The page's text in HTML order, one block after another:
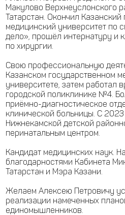
Макулово Верхнеуслонского
Татарстан. Окончил
медицинский университет по
дело», прошёл интернатуру и
по хирургии.
Свою профессиональную
Казанском государственном
университете, затем работал
городской поликлинике №4.
приёмно-диагностическое
клинической больницы. С
Нижнекамской детской
перинатальным центром.
Кандидат медицинских наук.
благодарностями Кабинета
Татарстан и Мэра Казани.
Желаем Алексею Петровичу
реализации намеченных
единомышленников.